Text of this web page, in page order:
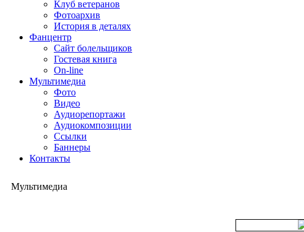
Клуб ветеранов
Фотоархив
История в деталях
Фанцентр
Сайт болельщиков
Гостевая книга
On-line
Мультимедиа
Фото
Видео
Аудиорепортажи
Аудиокомпозиции
Ссылки
Баннеры
Контакты
Мультимедиа